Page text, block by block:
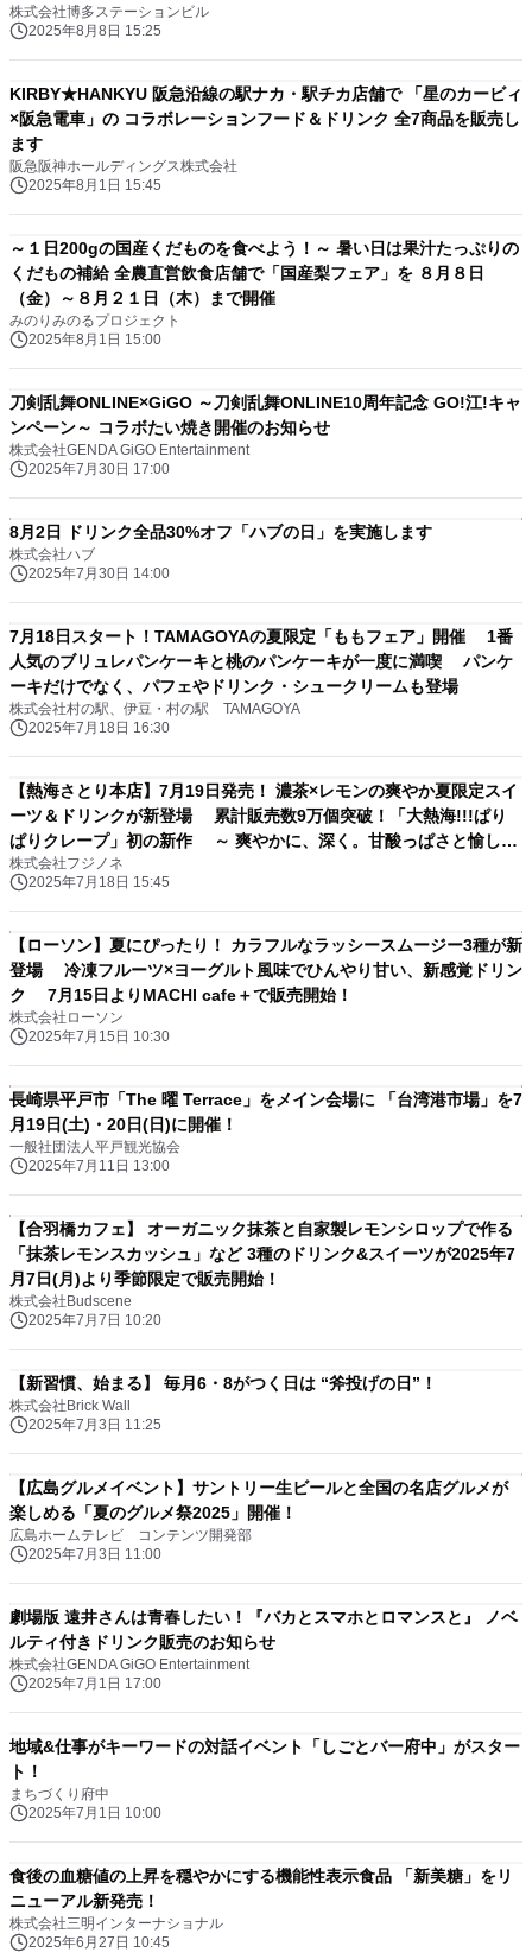
株式会社博多ステーションビル
2025年8月8日 15:25
KIRBY★HANKYU 阪急沿線の駅ナカ・駅チカ店舗で 「星のカービィ
×阪急電車」の コラボレーションフード＆ドリンク 全7商品を販売し
ます
阪急阪神ホールディングス株式会社
2025年8月1日 15:45
～１日200gの国産くだものを食べよう！～ 暑い日は果汁たっぷりの
くだもの補給 全農直営飲食店舗で「国産梨フェア」を ８月８日
（金）～８月２１日（木）まで開催
みのりみのるプロジェクト
2025年8月1日 15:00
刀剣乱舞ONLINE×GiGO ～刀剣乱舞ONLINE10周年記念 GO!江!キャ
ンペーン～ コラボたい焼き開催のお知らせ
株式会社GENDA GiGO Entertainment
2025年7月30日 17:00
8月2日 ドリンク全品30%オフ「ハブの日」を実施します
株式会社ハブ
2025年7月30日 14:00
7月18日スタート！TAMAGOYAの夏限定「ももフェア」開催 1番
人気のブリュレパンケーキと桃のパンケーキが一度に満喫 パンケ
ーキだけでなく、パフェやドリンク・シュークリームも登場
株式会社村の駅、伊豆・村の駅 TAMAGOYA
2025年7月18日 16:30
【熱海さとり本店】7月19日発売！ 濃茶×レモンの爽やか夏限定スイ
ーツ＆ドリンクが新登場 累計販売数9万個突破！「大熱海!!!ぱり
ぱりクレープ」初の新作 ～ 爽やかに、深く。甘酸っぱさと愉しむ
夏の味わい ～
株式会社フジノネ
2025年7月18日 15:45
【ローソン】夏にぴったり！ カラフルなラッシースムージー3種が新
登場 冷凍フルーツ×ヨーグルト風味でひんやり甘い、新感覚ドリン
ク 7月15日よりMACHI cafe＋で販売開始！
株式会社ローソン
2025年7月15日 10:30
長崎県平戸市「The 曜 Terrace」をメイン会場に 「台湾港市場」を7
月19日(土)・20日(日)に開催！
一般社団法人平戸観光協会
2025年7月11日 13:00
【合羽橋カフェ】 オーガニック抹茶と自家製レモンシロップで作る
「抹茶レモンスカッシュ」など 3種のドリンク&スイーツが2025年7
月7日(月)より季節限定で販売開始！
株式会社Budscene
2025年7月7日 10:20
【新習慣、始まる】 毎月6・8がつく日は “斧投げの日”！
株式会社Brick Wall
2025年7月3日 11:25
【広島グルメイベント】サントリー生ビールと全国の名店グルメが
楽しめる「夏のグルメ祭2025」開催！
広島ホームテレビ コンテンツ開発部
2025年7月3日 11:00
劇場版 遠井さんは青春したい！『バカとスマホとロマンスと』 ノベ
ルティ付きドリンク販売のお知らせ
株式会社GENDA GiGO Entertainment
2025年7月1日 17:00
地域&仕事がキーワードの対話イベント「しごとバー府中」がスター
ト！
まちづくり府中
2025年7月1日 10:00
食後の血糖値の上昇を穏やかにする機能性表示食品 「新美糖」をリ
ニューアル新発売！
株式会社三明インターナショナル
2025年6月27日 10:45